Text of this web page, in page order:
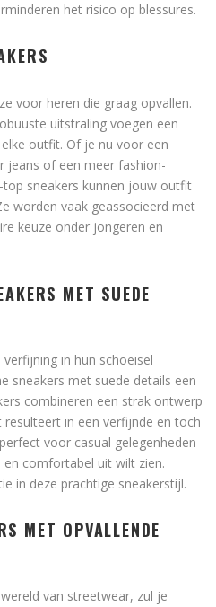
het risico op blessures.
voor heren die graag opvallen.
uitstraling voegen een
outfit. Of je nu voor een
jeans of een meer fashion-
sneakers kunnen jouw outfit
worden vaak geassocieerd met
keuze onder jongeren en
MET SUEDE
in hun schoeisel
sneakers met suede details een
combineren een strak ontwerp
in een verfijnde en toch
voor casual gelegenheden
comfortabel uit wilt zien.
in deze prachtige sneakerstijl.
MET OPVALLENDE
van streetwear, zul je